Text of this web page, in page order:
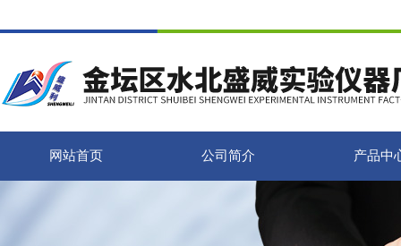
网站首页 公司简介 产品中